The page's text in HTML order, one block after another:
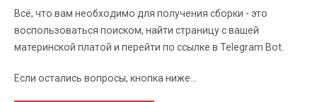
Всё, что вам необходимо для получения сборки - это
воспользоваться поиском, найти страницу с вашей
материнской платой и перейти по ссылке в Telegram Bot.
Если остались вопросы, кнопка ниже...